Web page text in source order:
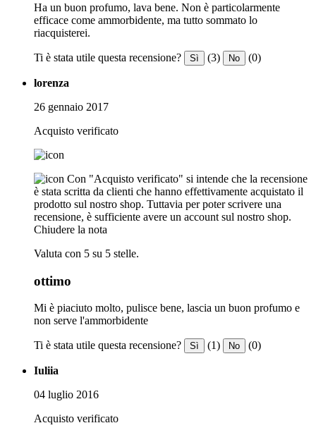
Ha un buon profumo, lava bene. Non è particolarmente
efficace come ammorbidente, ma tutto sommato lo
riacquisterei.
Ti è stata utile questa recensione? Sì (3) No (0)
lorenza
26 gennaio 2017
Acquisto verificato
Con "Acquisto verificato" si intende che la recensione
è stata scritta da clienti che hanno effettivamente acquistato il
prodotto sul nostro shop. Tuttavia per poter scrivere una
recensione, è sufficiente avere un account sul nostro shop.
Chiudere la nota
Valuta con 5 su 5 stelle.
ottimo
Mi è piaciuto molto, pulisce bene, lascia un buon profumo e
non serve l'ammorbidente
Ti è stata utile questa recensione? Sì (1) No (0)
Iuliia
04 luglio 2016
Acquisto verificato